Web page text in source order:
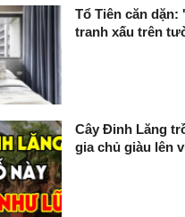
Tổ Tiên căn
tranh xấu trên
Cây Đinh Lăng
gia chủ giàu lên